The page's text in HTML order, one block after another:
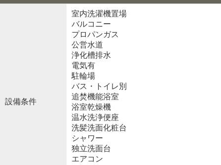
設備条件
室内洗濯機置場
バルコニー
プロパンガス
公営水道
浄化槽排水
電気有
駐輪場
バス・トイレ別
追焚機能浴室
浴室乾燥機
温水洗浄便座
洗髪洗面化粧台
シャワー
独立洗面台
エアコン